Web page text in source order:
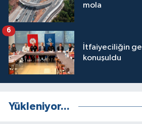
mola
İtfaiyeciliğin
konuşuldu
6
Yükleniyor...